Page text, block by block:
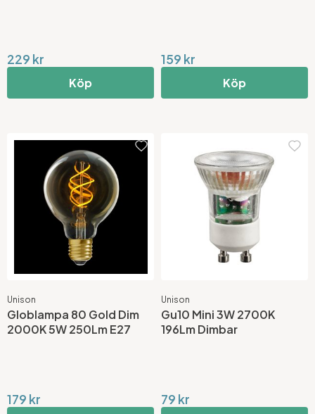
229 kr
Köp
159 kr
Köp
Unison
Globlampa 80 Gold Dim
2000K 5W 250Lm E27
179 kr
Unison
Gu10 Mini 3W 2700K
196Lm Dimbar
79 kr